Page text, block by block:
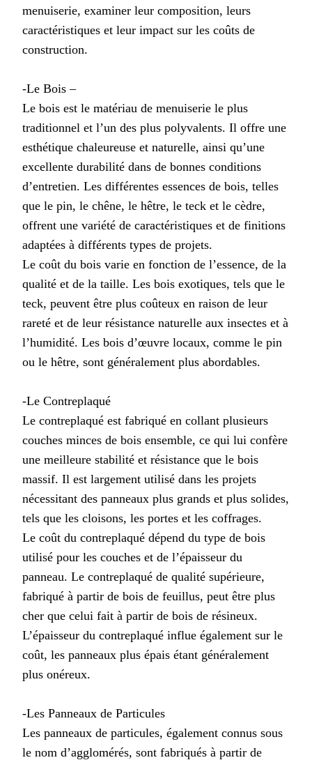
menuiserie, examiner leur composition, leurs
caractéristiques et leur impact sur les coûts de
construction.
-Le Bois –
Le bois est le matériau de menuiserie le plus
traditionnel et l’un des plus polyvalents. Il offre une
esthétique chaleureuse et naturelle, ainsi qu’une
excellente durabilité dans de bonnes conditions
d’entretien. Les différentes essences de bois, telles
que le pin, le chêne, le hêtre, le teck et le cèdre,
offrent une variété de caractéristiques et de finitions
adaptées à différents types de projets.
Le coût du bois varie en fonction de l’essence, de la
qualité et de la taille. Les bois exotiques, tels que le
teck, peuvent être plus coûteux en raison de leur
rareté et de leur résistance naturelle aux insectes et à
l’humidité. Les bois d’œuvre locaux, comme le pin
ou le hêtre, sont généralement plus abordables.
-Le Contreplaqué
Le contreplaqué est fabriqué en collant plusieurs
couches minces de bois ensemble, ce qui lui confère
une meilleure stabilité et résistance que le bois
massif. Il est largement utilisé dans les projets
nécessitant des panneaux plus grands et plus solides,
tels que les cloisons, les portes et les coffrages.
Le coût du contreplaqué dépend du type de bois
utilisé pour les couches et de l’épaisseur du
panneau. Le contreplaqué de qualité supérieure,
fabriqué à partir de bois de feuillus, peut être plus
cher que celui fait à partir de bois de résineux.
L’épaisseur du contreplaqué influe également sur le
coût, les panneaux plus épais étant généralement
plus onéreux.
-Les Panneaux de Particules
Les panneaux de particules, également connus sous
le nom d’agglomérés, sont fabriqués à partir de